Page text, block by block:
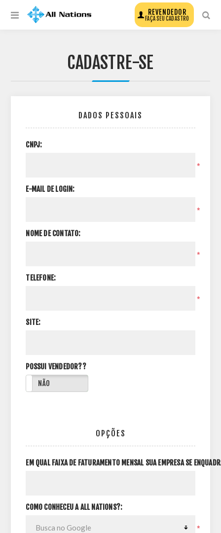
REVENDEDOR
FAÇA SEU CADASTRO
CADASTRE-SE
DADOS PESSOAIS
CNPJ:
*
E-MAIL DE LOGIN:
*
NOME DE CONTATO:
*
TELEFONE:
*
SITE:
POSSUI VENDEDOR??
NÃO
OPÇÕES
EM QUAL FAIXA DE FATURAMENTO MENSAL SUA EMPRESA SE
COMO CONHECEU A ALL NATIONS?:
*